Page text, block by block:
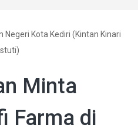
Kota Kediri (Kintan Kinari
Minta
Farma di